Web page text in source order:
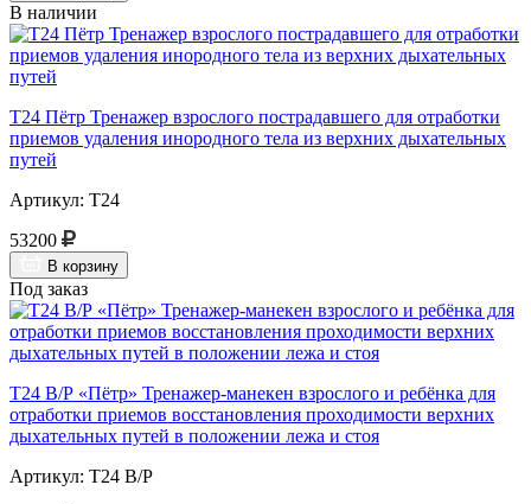
В наличии
Т24 Пётр Тренажер взрослого пострадавшего для отработки
приемов удаления инородного тела из верхних дыхательных
путей
Артикул: Т24
53200
В корзину
Под заказ
Т24 В/Р «Пётр» Тренажер-манекен взрослого и ребёнка для
отработки приемов восстановления проходимости верхних
дыхательных путей в положении лежа и стоя
Артикул: Т24 В/Р